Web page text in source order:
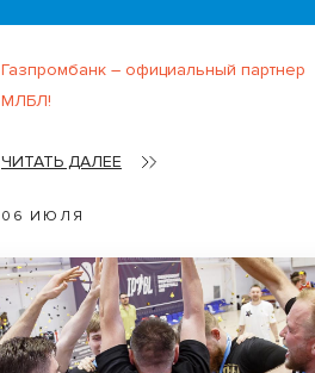
Газпромбанк – официальный партнер
МЛБЛ!
ЧИТАТЬ ДАЛЕЕ
06 ИЮЛЯ